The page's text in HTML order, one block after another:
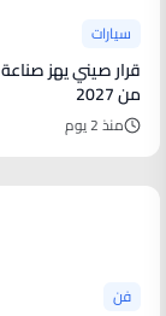
سيارات
من 2027
منذ 2 يوم
فن